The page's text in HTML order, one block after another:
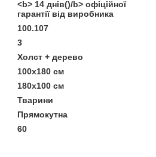
<b> 14 днів()/b> офіційної
гарантії від виробника
100.107
3
Холст + дерево
100х180 см
180х100 см
Тварини
Прямокутна
60